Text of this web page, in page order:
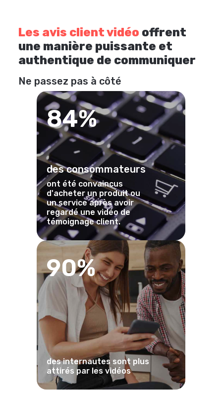
Les avis client vidéo offrent
une manière puissante et
authentique de communiquer
Ne passez pas à côté
84%
des consommateurs
ont été convaincus
d'acheter un produit ou
un service après avoir
regardé une vidéo de
témoignage client.
90%
des internautes sont plus
attirés par les vidéos